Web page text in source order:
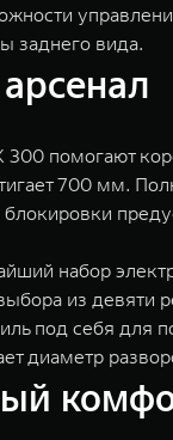
заднего вида.
300 помогают
700 мм.
набор
из
под себя для
диаметр